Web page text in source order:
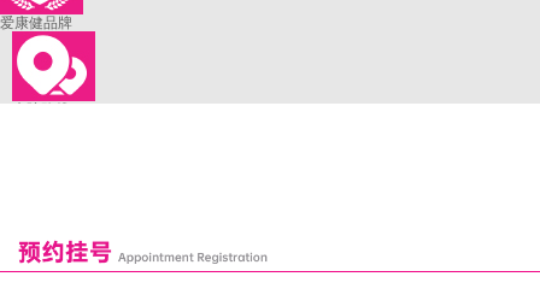
爱康健品牌
恒乐口腔诊所
富港口腔诊所